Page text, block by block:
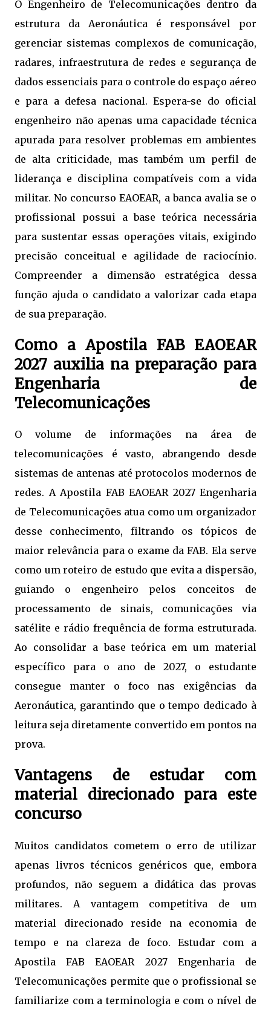
O Engenheiro de Telecomunicações dentro da
estrutura da Aeronáutica é responsável por
gerenciar sistemas complexos de comunicação,
radares, infraestrutura de redes e segurança de
dados essenciais para o controle do espaço aéreo
e para a defesa nacional. Espera-se do oficial
engenheiro não apenas uma capacidade técnica
apurada para resolver problemas em ambientes
de alta criticidade, mas também um perfil de
liderança e disciplina compatíveis com a vida
militar. No concurso EAOEAR, a banca avalia se o
profissional possui a base teórica necessária
para sustentar essas operações vitais, exigindo
precisão conceitual e agilidade de raciocínio.
Compreender a dimensão estratégica dessa
função ajuda o candidato a valorizar cada etapa
de sua preparação.
Como a Apostila FAB EAOEAR
2027 auxilia na preparação para
Engenharia de
Telecomunicações
O volume de informações na área de
telecomunicações é vasto, abrangendo desde
sistemas de antenas até protocolos modernos de
redes. A Apostila FAB EAOEAR 2027 Engenharia
de Telecomunicações atua como um organizador
desse conhecimento, filtrando os tópicos de
maior relevância para o exame da FAB. Ela serve
como um roteiro de estudo que evita a dispersão,
guiando o engenheiro pelos conceitos de
processamento de sinais, comunicações via
satélite e rádio frequência de forma estruturada.
Ao consolidar a base teórica em um material
específico para o ano de 2027, o estudante
consegue manter o foco nas exigências da
Aeronáutica, garantindo que o tempo dedicado à
leitura seja diretamente convertido em pontos na
prova.
Vantagens de estudar com
material direcionado para este
concurso
Muitos candidatos cometem o erro de utilizar
apenas livros técnicos genéricos que, embora
profundos, não seguem a didática das provas
militares. A vantagem competitiva de um
material direcionado reside na economia de
tempo e na clareza de foco. Estudar com a
Apostila FAB EAOEAR 2027 Engenharia de
Telecomunicações permite que o profissional se
familiarize com a terminologia e com o nível de